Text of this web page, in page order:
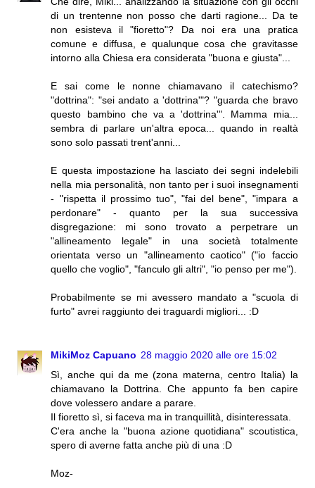
di un trentenne non posso che darti ragione... Da te
non esisteva il "fioretto"? Da noi era una pratica
comune e diffusa, e qualunque cosa che gravitasse
intorno alla Chiesa era considerata "buona e giusta"...
E sai come le nonne chiamavano il catechismo?
"dottrina": "sei andato a 'dottrina'"? "guarda che bravo
questo bambino che va a 'dottrina'". Mamma mia...
sembra di parlare un'altra epoca... quando in realtà
sono solo passati trent'anni...
E questa impostazione ha lasciato dei segni indelebili
nella mia personalità, non tanto per i suoi insegnamenti
- "rispetta il prossimo tuo", "fai del bene", "impara a
perdonare" - quanto per la sua successiva
disgregazione: mi sono trovato a perpetrare un
"allineamento legale" in una società totalmente
orientata verso un "allineamento caotico" ("io faccio
quello che voglio", "fanculo gli altri", "io penso per me").
Probabilmente se mi avessero mandato a "scuola di
furto" avrei raggiunto dei traguardi migliori... :D
MikiMoz Capuano 28 maggio 2020 alle ore 15:02
Sì, anche qui da me (zona materna, centro Italia) la
chiamavano la Dottrina. Che appunto fa ben capire
dove volessero andare a parare.
Il fioretto sì, si faceva ma in tranquillità, disinteressata.
C'era anche la "buona azione quotidiana" scoutistica,
spero di averne fatta anche più di una :D
Moz-